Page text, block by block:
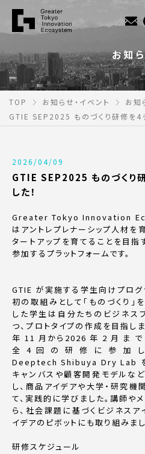
お知
TOP お知らせ・イベント
お知
GTIE SEP2025 ものづくり研修を4
2026/04/09
GTIE SEP2025 ものづくり
した！
Greater Tokyo Innovation
はアントレプレナーシップ人材を
タートアップを育てることを目
参加するプラットフォームです。
GTIE が実施する学生向けプログ
初の取組みとして「ものづくり」
した学生は自分たちのビジネス
つ、プロトタイプの作成を目指し
年 11 月から 2026 年 2 月 ま で
全 4 回 の 研 修 に 参 加
Deeptech Shibuya Dry Lab
キャンバスや顧客開発モデル な
し、商品アイデアや大学・研究
て、実践的に学びました。講師や
ら、社会課題に基づくビジネスア
イデアのピボットにも取り組みまし
研修スケジュール